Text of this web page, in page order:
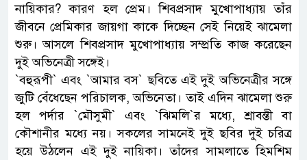
নায়িকার? কারণ হল প্রেম। শিবপ্রসাদ মুখোপাধ্যায় তাঁর
জীবনে প্রেমিকার জায়গা কাকে দিচ্ছেন সেই নিয়েই ঝামেলা
শুরু। আসলে শিবপ্রসাদ মুখোপাধ্যায় সম্প্রতি কাজ করেছেন
দুই অভিনেত্রী সঙ্গেই।
‍‍`বহুরূপী‍‍` এবং ‍‍`আমার বস‍‍` ছবিতে এই দুই অভিনেত্রীর সঙ্গে
জুটি বেঁধেছেন পরিচালক, অভিনেতা। তাই এদিন ঝামেলা শুরু
হল পর্দার ‍‍`মৌসুমী‍‍` এবং ‍‍`ঝিমলি‍‍`র মধ্যে, শ্রাবন্তী বা
কৌশানীর মধ্যে নয়। সকলের সামনেই দুই ছবির দুই চরিত্র
হয়ে উঠলেন এই দুই নায়িকা। তাঁদের সামলাতে হিমশিম